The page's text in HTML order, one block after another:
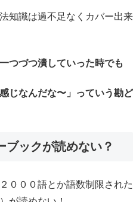
知識は過不足なくカバー出来
つづつ潰していった時でも
じなんだな〜」っていう勘ど
ブックが読めない？
０００語とか語数制限された